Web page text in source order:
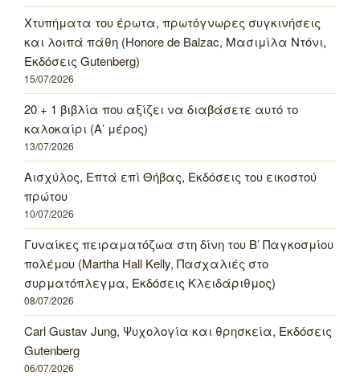
Χτυπήματα του έρωτα, πρωτόγνωρες συγκινήσεις
και λοιπά πάθη (Honore de Balzac, Μασιμίλα Ντόνι,
Εκδόσεις Gutenberg)
15/07/2026
20 + 1 βιβλία που αξίζει να διαβάσετε αυτό το
καλοκαίρι (Α’ μέρος)
13/07/2026
Αισχύλος, Επτά επί Θήβας, Εκδόσεις του εικοστού
πρώτου
10/07/2026
Γυναίκες πειραματόζωα στη δίνη του Β’ Παγκοσμίου
πολέμου (Martha Hall Kelly, Πασχαλιές στο
συρματόπλεγμα, Εκδόσεις Κλειδάριθμος)
08/07/2026
Carl Gustav Jung, Ψυχολογία και θρησκεία, Εκδόσεις
Gutenberg
06/07/2026